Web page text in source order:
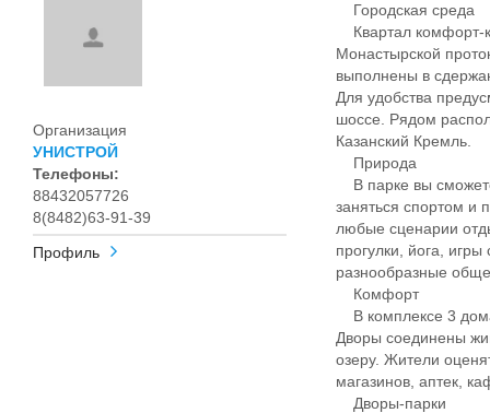
Организация
УНИСТРОЙ
Телефоны:
88432057726
8(8482)63-91-39
Профиль
Городская среда
Квартал комфорт-
Монастырской
выполнены в
Для удобства
шоссе. Рядом
Казанский Кремль.
Природа
В парке вы
заняться спортом и
любые сценарии
прогулки, йога,
разнообразные
Комфорт
В комплексе 3
Дворы соединены
озеру. Жители
магазинов, аптек,
Дворы-парки